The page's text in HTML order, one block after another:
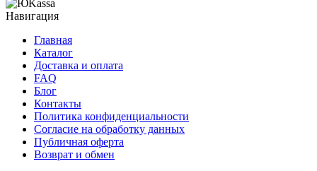
Навигация
Главная
Каталог
Доставка и оплата
FAQ
Блог
Контакты
Политика конфиденциальности
Согласие на обработку данных
Публичная оферта
Возврат и обмен